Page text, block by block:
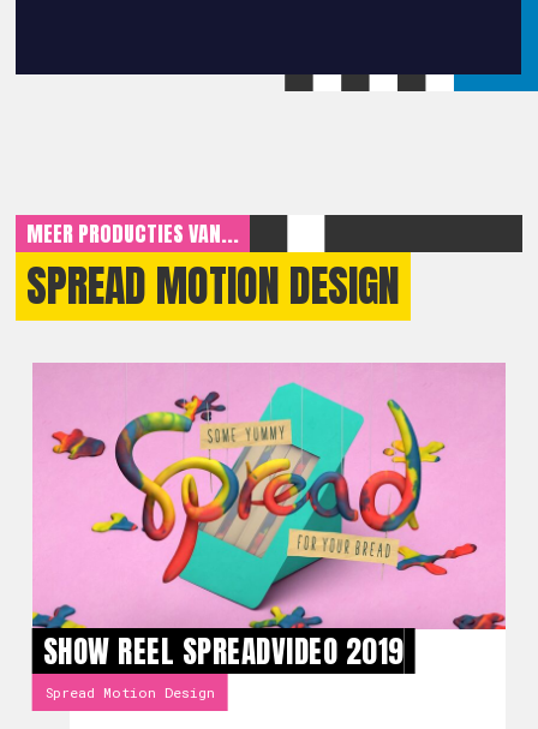
MEER PRODUCTIES VAN...
SPREAD MOTION DESIGN
SHOW REEL SPREADVIDEO 2019
Spread Motion Design